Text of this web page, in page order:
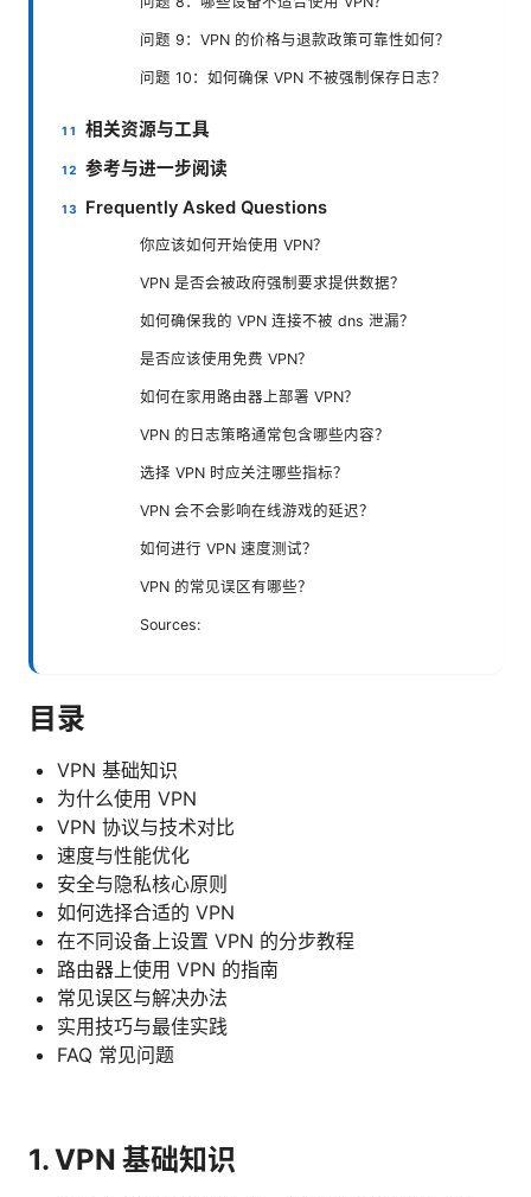
问题 9：VPN 的价格与退款政策可靠性如何？
问题 10：如何确保 VPN 不被强制保存日志？
相关资源与工具
参考与进一步阅读
Frequently Asked Questions
你应该如何开始使用 VPN？
VPN 是否会被政府强制要求提供数据？
如何确保我的 VPN 连接不被 dns 泄漏？
是否应该使用免费 VPN？
如何在家用路由器上部署 VPN？
VPN 的日志策略通常包含哪些内容？
选择 VPN 时应关注哪些指标？
VPN 会不会影响在线游戏的延迟？
如何进行 VPN 速度测试？
VPN 的常见误区有哪些？
Sources:
目录
VPN 基础知识
为什么使用 VPN
VPN 协议与技术对比
速度与性能优化
安全与隐私核心原则
如何选择合适的 VPN
在不同设备上设置 VPN 的分步教程
路由器上使用 VPN 的指南
常见误区与解决办法
实用技巧与最佳实践
FAQ 常见问题
1. VPN 基础知识